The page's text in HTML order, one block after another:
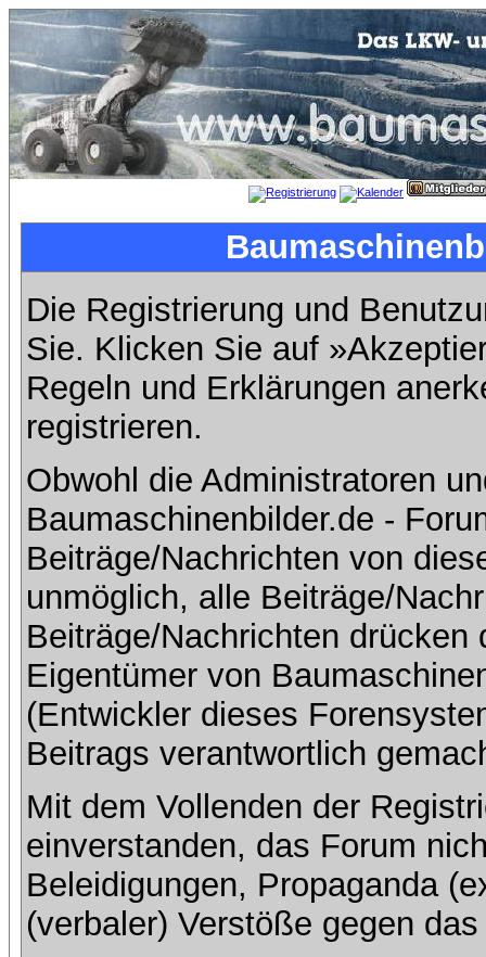
Die Registrierung und
Sie. Klicken Sie auf
Regeln und Erklärungen
registrieren.
Obwohl die Administratoren
Baumaschinenbilder.de -
Beiträge/Nachrichten von
unmöglich, alle Beiträge/
Beiträge/Nachrichten
Eigentümer von
(Entwickler dieses
Beitrags verantwortlich
Mit dem Vollenden der
einverstanden, das Forum
Beleidigungen, Propaganda
(verbaler) Verstöße gegen